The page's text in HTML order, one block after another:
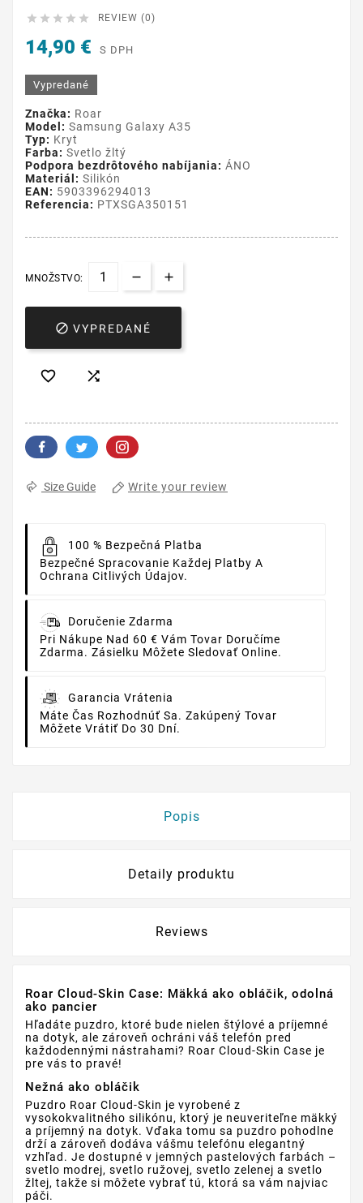
     REVIEW (0)
14,90 € S DPH
Vypredané
Značka: Roar
Model: Samsung Galaxy A35
Typ: Kryt
Farba: Svetlo žltý
Podpora bezdrôtového nabíjania: ÁNO
Materiál: Silikón
EAN: 5903396294013
Referencia: PTXSGA350151
MNOŽSTVO:
 VYPREDANÉ
 
Size Guide Write your review
100 % Bezpečná Platba
Bezpečné Spracovanie Každej Platby A
Ochrana Citlivých Údajov.
Doručenie Zdarma
Pri Nákupe Nad 60 € Vám Tovar Doručíme
Zdarma. Zásielku Môžete Sledovať Online.
Garancia Vrátenia
Máte Čas Rozhodnúť Sa. Zakúpený Tovar
Môžete Vrátiť Do 30 Dní.
Popis
Detaily produktu
Reviews
Roar Cloud-Skin Case: Mäkká ako obláčik, odolná
ako pancier
Hľadáte puzdro, ktoré bude nielen štýlové a príjemné
na dotyk, ale zároveň ochráni váš telefón pred
každodennými nástrahami? Roar Cloud-Skin Case je
pre vás to pravé!
Nežná ako obláčik
Puzdro Roar Cloud-Skin je vyrobené z
vysokokvalitného silikónu, ktorý je neuveriteľne mäkký
a príjemný na dotyk. Vďaka tomu sa puzdro pohodlne
drží a zároveň dodáva vášmu telefónu elegantný
vzhľad. Je dostupné v jemných pastelových farbách –
svetlo modrej, svetlo ružovej, svetlo zelenej a svetlo
žltej, takže si môžete vybrať tú, ktorá sa vám najviac
páči.